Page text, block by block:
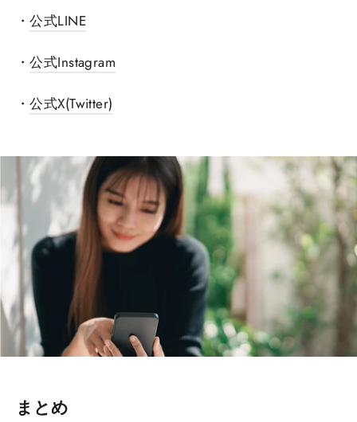
・公式LINE
・公式Instagram
・公式X(Twitter)
まとめ